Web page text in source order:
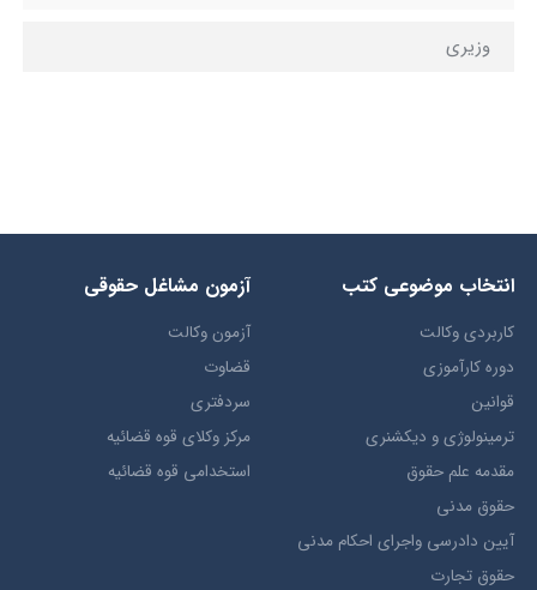
وزیری
انتخاب​ موضوعي​ کتب
کاربردی وکالت
دوره کارآموزی
قوانین
ترمينولوژي و ديکشنري
مقدمه علم حقوق
حقوق مدني
آيين دادرسي ​واجراي ​احکام ​مدني
حقوق تجارت
آزمون مشاغل حقوقی
آزمون وکالت
قضاوت
سردفتری
مرکز وکلای قوه قضائیه
استخدامی قوه قضائیه